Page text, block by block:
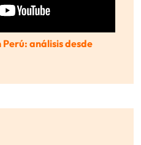
Perú: análisis desde